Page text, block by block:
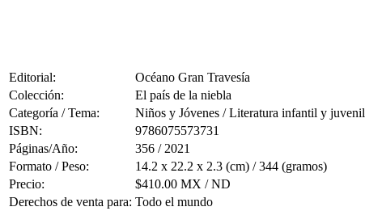
Editorial:
Océano Gran Travesía
Colección:
El país de la niebla
Categoría / Tema:
Niños y Jóvenes / Literatura infantil y juvenil
ISBN:
9786075573731
Páginas/Año:
356 / 2021
Formato / Peso:
14.2 x 22.2 x 2.3 (cm) / 344 (gramos)
Precio:
$410.00 MX / ND
Derechos de venta para: Todo el mundo